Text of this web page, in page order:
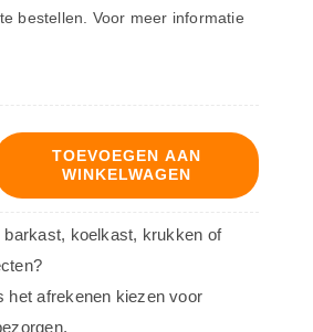
bestellen. Voor meer informatie
TOEVOEGEN AAN
WINKELWAGEN
barkast, koelkast, krukken of
het afrekenen kiezen voor